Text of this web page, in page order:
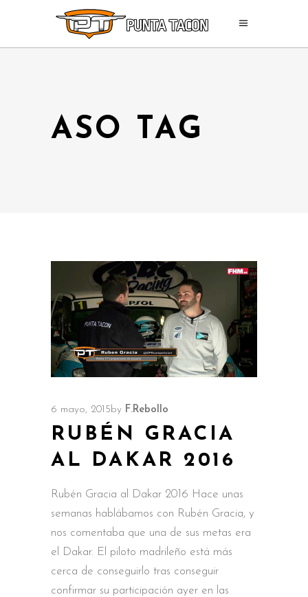
ASO TAG
6 mayo, 2015 by F.Rebollo
RUBÉN GRACIA
AL DAKAR 2016
Rubén Gracia al Dakar 2016 Hace unas
semanas hablábamos con Rubén Gracia, y
nos comentaba que una de sus metas era
el Dakar. El piloto madrileño está más
cerca de conseguirlo tras conseguir
confirmar su participación ayer en las